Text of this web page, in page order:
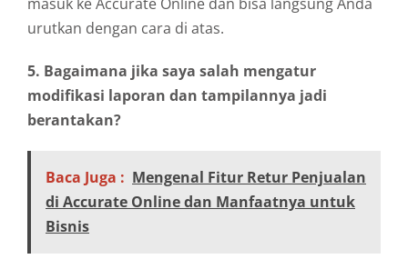
urutkan dengan cara di atas.
5. Bagaimana jika saya salah mengatur
modifikasi laporan dan tampilannya jadi
berantakan?
Baca Juga : Mengenal Fitur Retur Penjualan
di Accurate Online dan Manfaatnya untuk
Bisnis